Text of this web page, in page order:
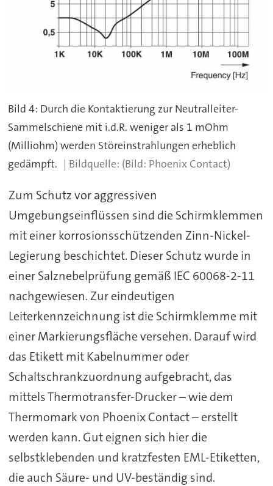
Bild 4: Durch die Kontaktierung zur Neutralleiter-
Sammelschiene mit i.d.R. weniger als 1 mOhm
(Milliohm) werden Störeinstrahlungen erheblich
gedämpft.
(Bild: Phoenix Contact)
Zum Schutz vor aggressiven
Umgebungseinflüssen sind die Schirmklemmen
mit einer korrosionsschützenden Zinn-Nickel-
Legierung beschichtet. Dieser Schutz wurde in
einer Salznebelprüfung gemäß IEC 60068-2-11
nachgewiesen. Zur eindeutigen
Leiterkennzeichnung ist die Schirmklemme mit
einer Markierungsfläche versehen. Darauf wird
das Etikett mit Kabelnummer oder
Schaltschrankzuordnung aufgebracht, das
mittels Thermotransfer-Drucker – wie dem
Thermomark von Phoenix Contact – erstellt
werden kann. Gut eignen sich hier die
selbstklebenden und kratzfesten EML-Etiketten,
die auch Säure- und UV-beständig sind.